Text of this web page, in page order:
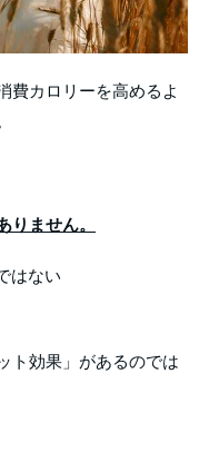
費カロリーを高めるよ
りません。
はない
ト効果」があるのでは